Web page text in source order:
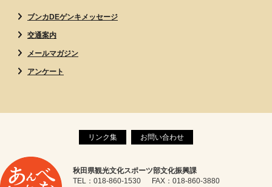
ブンカDEゲンキメッセージ
交通案内
メールマガジン
アンケート
リンク集 お問い合わせ
秋田県観光文化スポーツ部文化振興課
TEL：018-860-1530 FAX：018-860-3880